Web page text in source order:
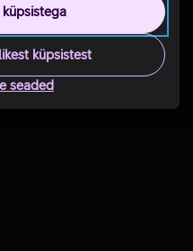
küpsistest
seaded